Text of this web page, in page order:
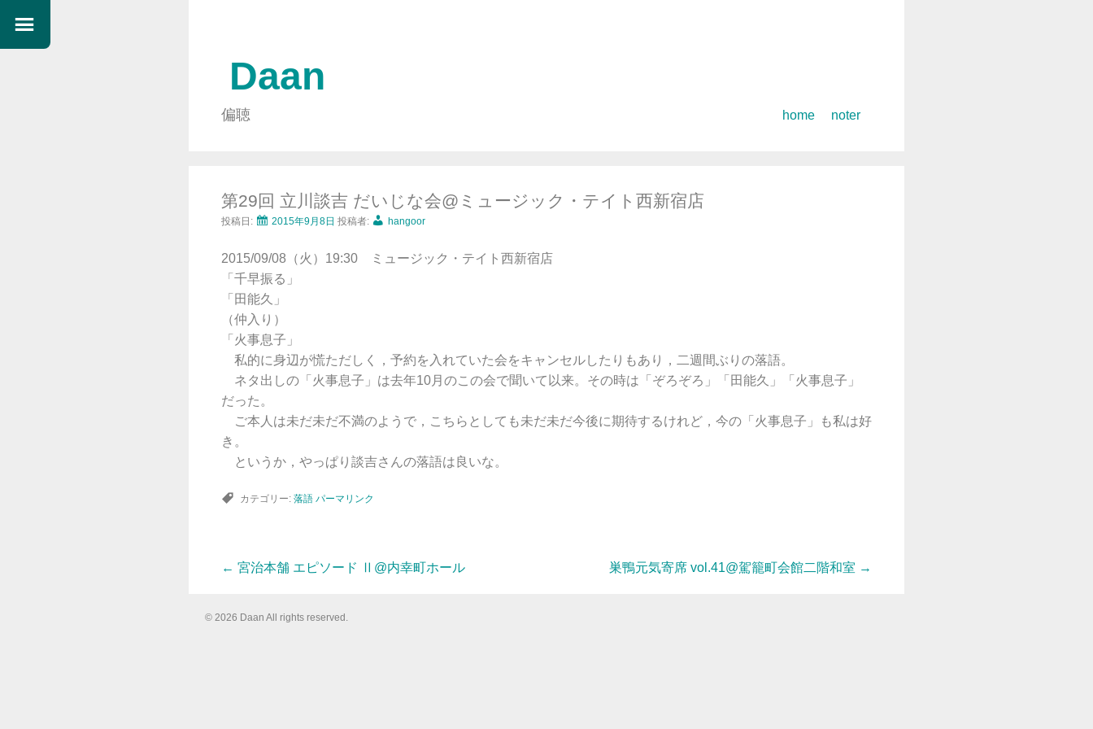
Daan
偏聴
コ
home noter
第29回 立川談吉 だいじな会@ミュージック・テイト西新宿店
投稿日: 2015年9月8日 投稿者: hangoor
2015/09/08（火）19:30 ミュージック・テイト西新宿店
「千早振る」
「田能久」
（仲入り）
「火事息子」
私的に身辺が慌ただしく，予約を入れていた会をキャンセルしたりもあり，二週間ぶりの落語。
ネタ出しの「火事息子」は去年10月のこの会で聞いて以来。その時は「ぞろぞろ」「田能久」「火事息子」
だった。
ご本人は未だ未だ不満のようで，こちらとしても未だ未だ今後に期待するけれど，今の「火事息子」も私は好
き。
というか，やっぱり談吉さんの落語は良いな。
カテゴリー: 落語 パーマリンク
投
← 宮治本舗 エピソード Ⅱ@内幸町ホール 巣鴨元気寄席 vol.41@駕籠町会館二階和室 →
© 2026 Daan All rights reserved.